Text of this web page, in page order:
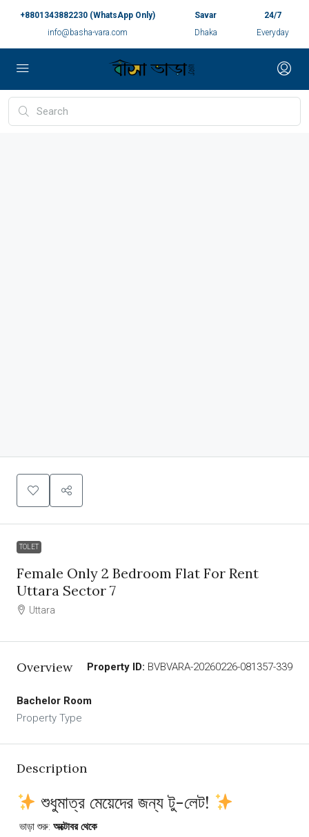
+8801343882230 (WhatsApp Only)
info@basha-vara.com
Savar
Dhaka
24/7
Everyday
TOLET
Female Only 2 Bedroom Flat For Rent
Uttara Sector 7
Uttara
Overview Property ID: BVBVARA-20260226-081357-339
Bachelor Room
Property Type
Description
শুধুমাত্র মেয়েদের জন্য টু-লেট!
️ ভাড়া শুরু: অক্টোবর থেকে